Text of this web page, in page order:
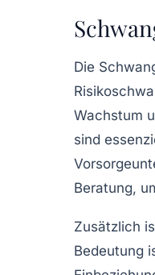
Die
Wachstum
sind
Beratung,
Zusätzlich
Bedeutung